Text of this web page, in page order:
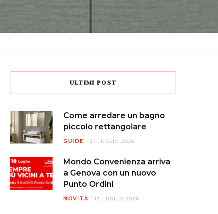
ULTIMI POST
Come arredare un bagno
piccolo rettangolare
GUIDE 31 LUGLIO 2026
Mondo Convenienza arriva
a Genova con un nuovo
Punto Ordini
NOVITÀ 13 LUGLIO 2026